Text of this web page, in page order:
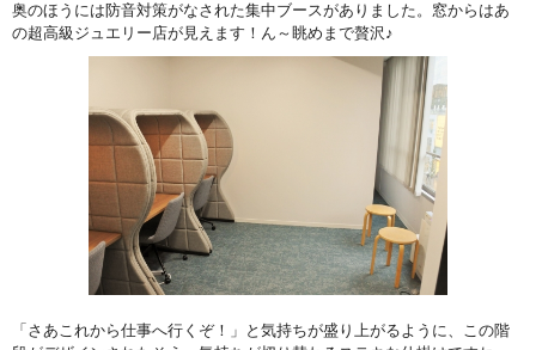
奥のほうには防音対策がなされた集中ブースがありました。窓からはあ
の超高級ジュエリー店が見えます！ん～眺めまで贅沢♪
「さあこれから仕事へ行くぞ！」と気持ちが盛り上がるように、この階